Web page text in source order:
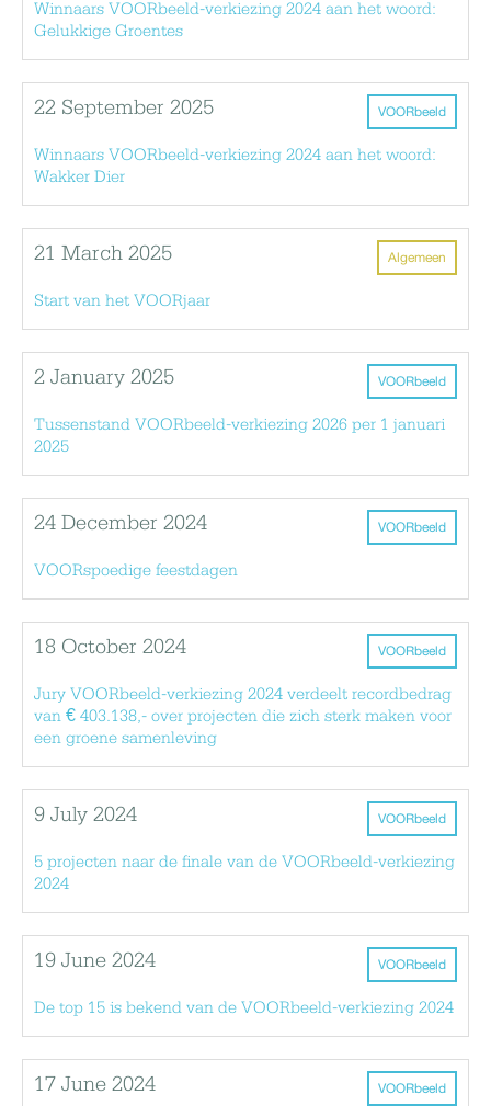
Winnaars VOORbeeld-verkiezing 2024 aan het woord:
Gelukkige Groentes
VOORbeeld
22 September 2025
Winnaars VOORbeeld-verkiezing 2024 aan het woord:
Wakker Dier
Algemeen
21 March 2025
Start van het VOORjaar
VOORbeeld
2 January 2025
Tussenstand VOORbeeld-verkiezing 2026 per 1 januari
2025
VOORbeeld
24 December 2024
VOORspoedige feestdagen
VOORbeeld
18 October 2024
Jury VOORbeeld-verkiezing 2024 verdeelt recordbedrag
van € 403.138,- over projecten die zich sterk maken voor
een groene samenleving
VOORbeeld
9 July 2024
5 projecten naar de finale van de VOORbeeld-verkiezing
2024
VOORbeeld
19 June 2024
De top 15 is bekend van de VOORbeeld-verkiezing 2024
VOORbeeld
17 June 2024